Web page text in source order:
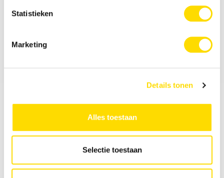
Statistieken
Marketing
Details tonen
Alles toestaan
Selectie toestaan
Populaire categorieën